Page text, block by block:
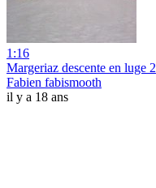
1:16
Margeriaz descente en luge 2
Fabien fabismooth
il y a 18 ans